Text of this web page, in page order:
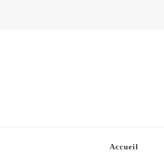
Accueil